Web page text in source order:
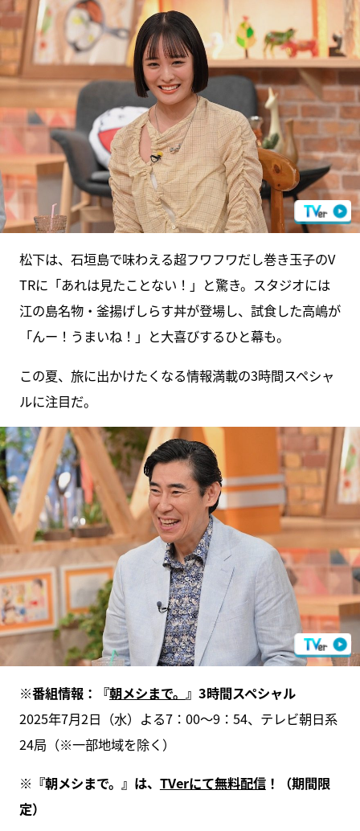
松下は、石垣島で味わえる超フワフワだし巻き玉子のV
TRに「あれは見たことない！」と驚き。スタジオには
江の島名物・釜揚げしらす丼が登場し、試食した高嶋が
「んー！うまいね！」と大喜びするひと幕も。
この夏、旅に出かけたくなる情報満載の3時間スペシャ
ルに注目だ。
※番組情報：『朝メシまで。 』3時間スペシャル
2025年7月2日（水）よる7：00～9：54、テレビ朝日系
24局（※一部地域を除く）
※『朝メシまで。』は、 TVerにて無料配信！（期間限
定）